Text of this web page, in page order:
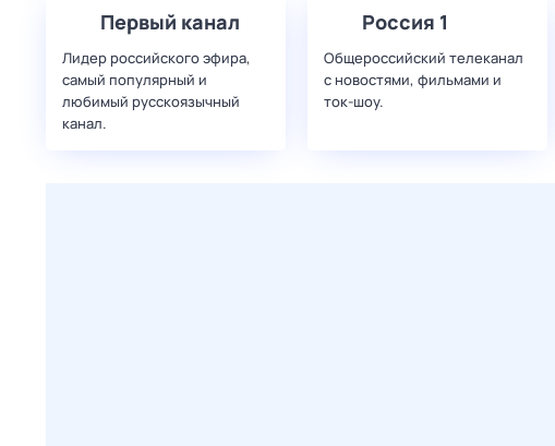
Первый канал
Лидер российского эфира,
самый популярный и
любимый русскоязычный
канал.
Россия 1
Общероссийский телеканал
с новостями, фильмами и
ток-шоу.